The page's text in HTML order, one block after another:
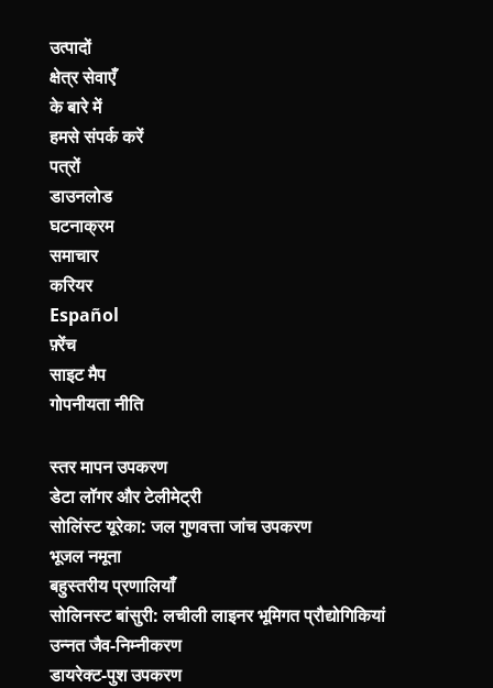
उत्पादों
क्षेत्र सेवाएँ
के बारे में
हमसे संपर्क करें
पत्रों
डाउनलोड
घटनाक्रम
समाचार
करियर
Español
फ़्रेंच
साइट मैप
गोपनीयता नीति
स्तर मापन उपकरण
डेटा लॉगर और टेलीमेट्री
सोलिंस्ट यूरेका: जल गुणवत्ता जांच उपकरण
भूजल नमूना
बहुस्तरीय प्रणालियाँ
सोलिनस्ट बांसुरी: लचीली लाइनर भूमिगत प्रौद्योगिकियां
उन्नत जैव-निम्नीकरण
डायरेक्ट-पुश उपकरण